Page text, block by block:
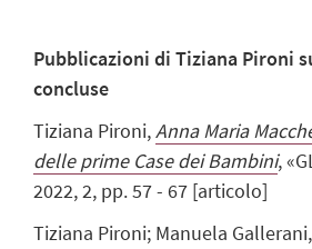
Pubblicazioni di Tiziana Pironi
concluse
Tiziana Pironi,Anna Maria
delle prime Case dei Bambini,
2022, 2, pp. 57 - 67 [articolo]
Tiziana Pironi; Manuela Gallerani,